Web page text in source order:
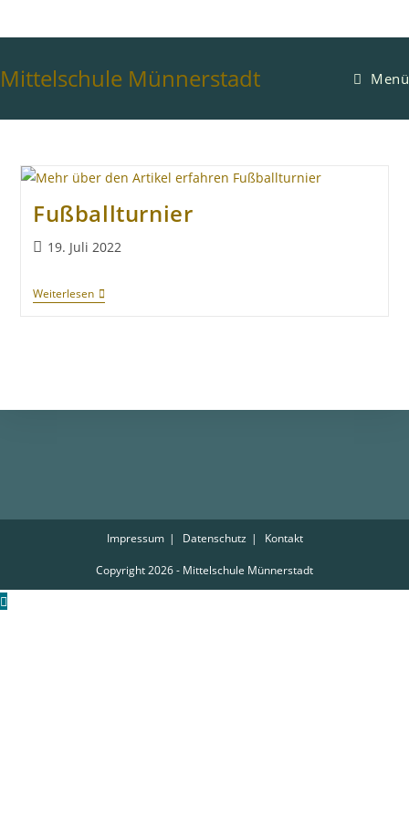
Mittelschule Münnerstadt Menü
Fußballturnier
19. Juli 2022
Weiterlesen
Impressum Datenschutz Kontakt
Copyright 2026 - Mittelschule Münnerstadt